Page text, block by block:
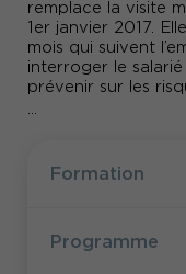
remplace la visite
1er janvier 2017.
mois qui suivent
interroger le
prévenir sur les
Comment
vous accompagne
...
Formation
Programme